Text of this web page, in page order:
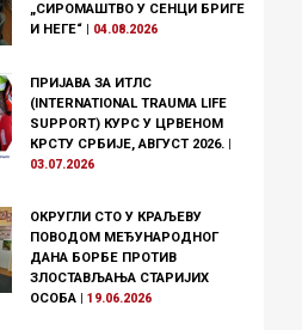
„СИРОМАШТВО У СЕНЦИ БРИГЕ
И НЕГЕ“
04.08.2026
ПРИЈАВА ЗА ИТЛС
(INTERNATIONAL TRAUMA LIFE
SUPPORT) КУРС У ЦРВЕНОМ
КРСТУ СРБИЈЕ, АВГУСТ 2026. |
03.07.2026
ОКРУГЛИ СТО У КРАЉЕВУ
ПОВОДОМ МЕЂУНАРОДНОГ
ДАНА БОРБЕ ПРОТИВ
ЗЛОСТАВЉАЊА СТАРИЈИХ
ОСОБА |19.06.2026